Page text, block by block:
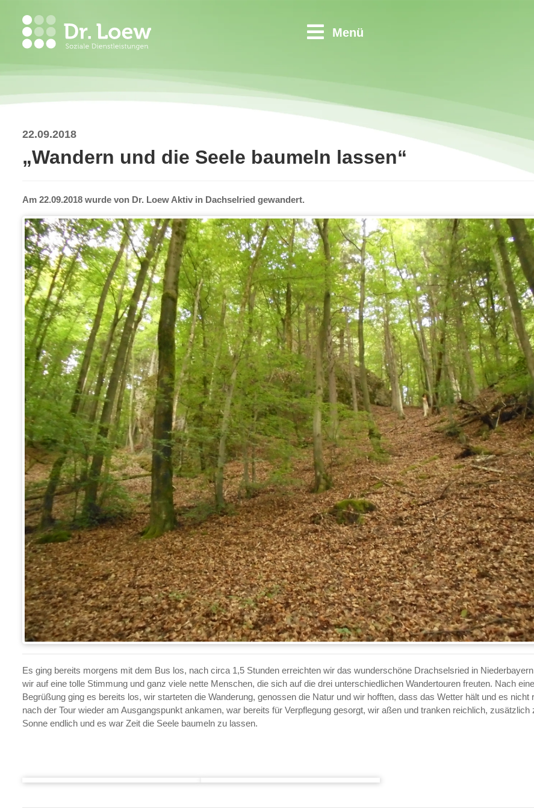
Menü
22.09.2018
„Wandern und die Seele baumeln lassen“
Am 22.09.2018 wurde von Dr. Loew Aktiv in Dachselried gewandert.
Es ging bereits morgens mit dem Bus los, nach circa 1,5 Stunden erreichten wir das wunderschöne Drachselsried in
wir auf eine tolle Stimmung und ganz viele nette Menschen, die sich auf die drei unterschiedlichen Wandertouren freuten. Nach
Begrüßung ging es bereits los, wir starteten die Wanderung, genossen die Natur und wir hofften, dass das Wetter hält und es nicht
nach der Tour wieder am Ausgangspunkt ankamen, war bereits für Verpflegung gesorgt, wir aßen und tranken reichlich, zusätzlich
Sonne endlich und es war Zeit die Seele baumeln zu lassen.